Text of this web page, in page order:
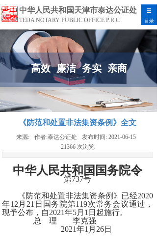
中华人民共和国天津市泰达公证处
TEDA NOTARY PUBLIC OFFICE P.R.C 目录
高效 廉洁 务实 亲商
《防范和处置非法集资条例》全文
来源: 作者:泰达公证处 发布时间: 2021-06-15
21366 次浏览
中华人民共和国国务院令
第737号
《防范和处置非法集资条例》已经2020
年12月21日国务院第119次常务会议通过，
现予公布，自2021年5月1日起施行。
总 理 李克强
2021年1月26日